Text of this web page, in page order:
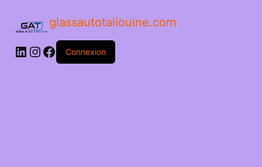
glassautotaliouine.com
Connexion